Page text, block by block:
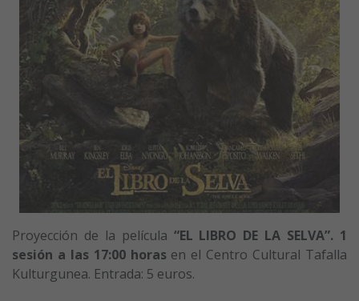
Proyección de la película “EL LIBRO DE LA SELVA”. 1
sesión a las 17:00 horas en el Centro Cultural Tafalla
Kulturgunea. Entrada: 5 euros.